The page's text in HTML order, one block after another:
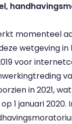
momenteel
wetgeving
voor
in 2021,
1 januari 2020.